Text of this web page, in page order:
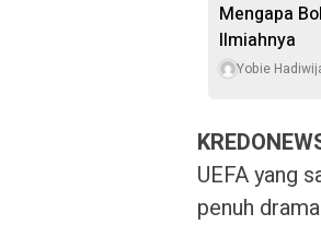
Mengapa
Ilmiahnya
Yobie
UEFA yang
penuh